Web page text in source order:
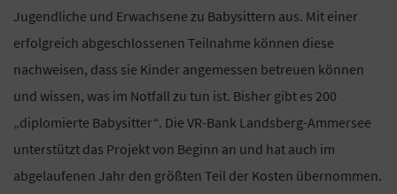
Jugendliche und Erwachsene zu Babysittern aus. Mit einer
erfolgreich abgeschlossenen Teilnahme können diese
nachweisen, dass sie Kinder angemessen betreuen können
und wissen, was im Notfall zu tun ist. Bisher gibt es 200
„diplomierte Babysitter“. Die VR-Bank Landsberg-Ammersee
unterstützt das Projekt von Beginn an und hat auch im
abgelaufenen Jahr den größten Teil der Kosten übernommen.